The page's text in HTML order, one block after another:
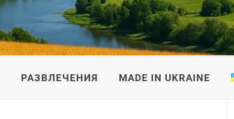
РАЗВЛЕЧЕНИЯ MADE IN UKRAINE